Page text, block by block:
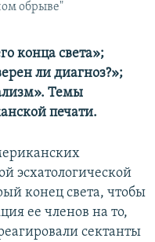
обрыве"
конца света»;
ли диагноз?»;
Темы
печати.
эсхатологической
конец света, чтобы
ее членов на то,
сектанты